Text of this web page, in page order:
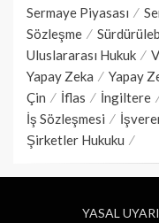
Sermaye Piyasası
Sözleşme
Uluslararası Hukuk
Yapay Zeka
Yapay
Çin
İflas İngiltere
İş Sözleşmesi
Şirketler Hukuku
YASAL